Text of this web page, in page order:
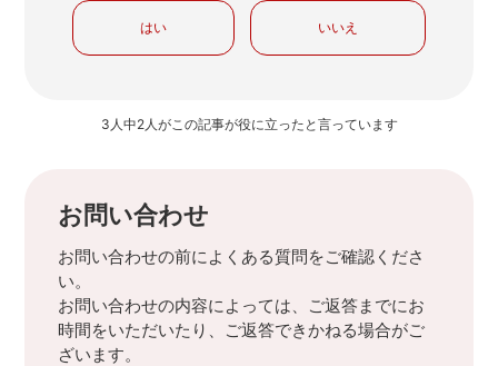
はい いいえ
3人中2人がこの記事が役に立ったと言っています
お問い合わせ
お問い合わせの前によくある質問をご確認くださ
い。
お問い合わせの内容によっては、ご返答までにお
時間をいただいたり、ご返答できかねる場合がご
ざいます。